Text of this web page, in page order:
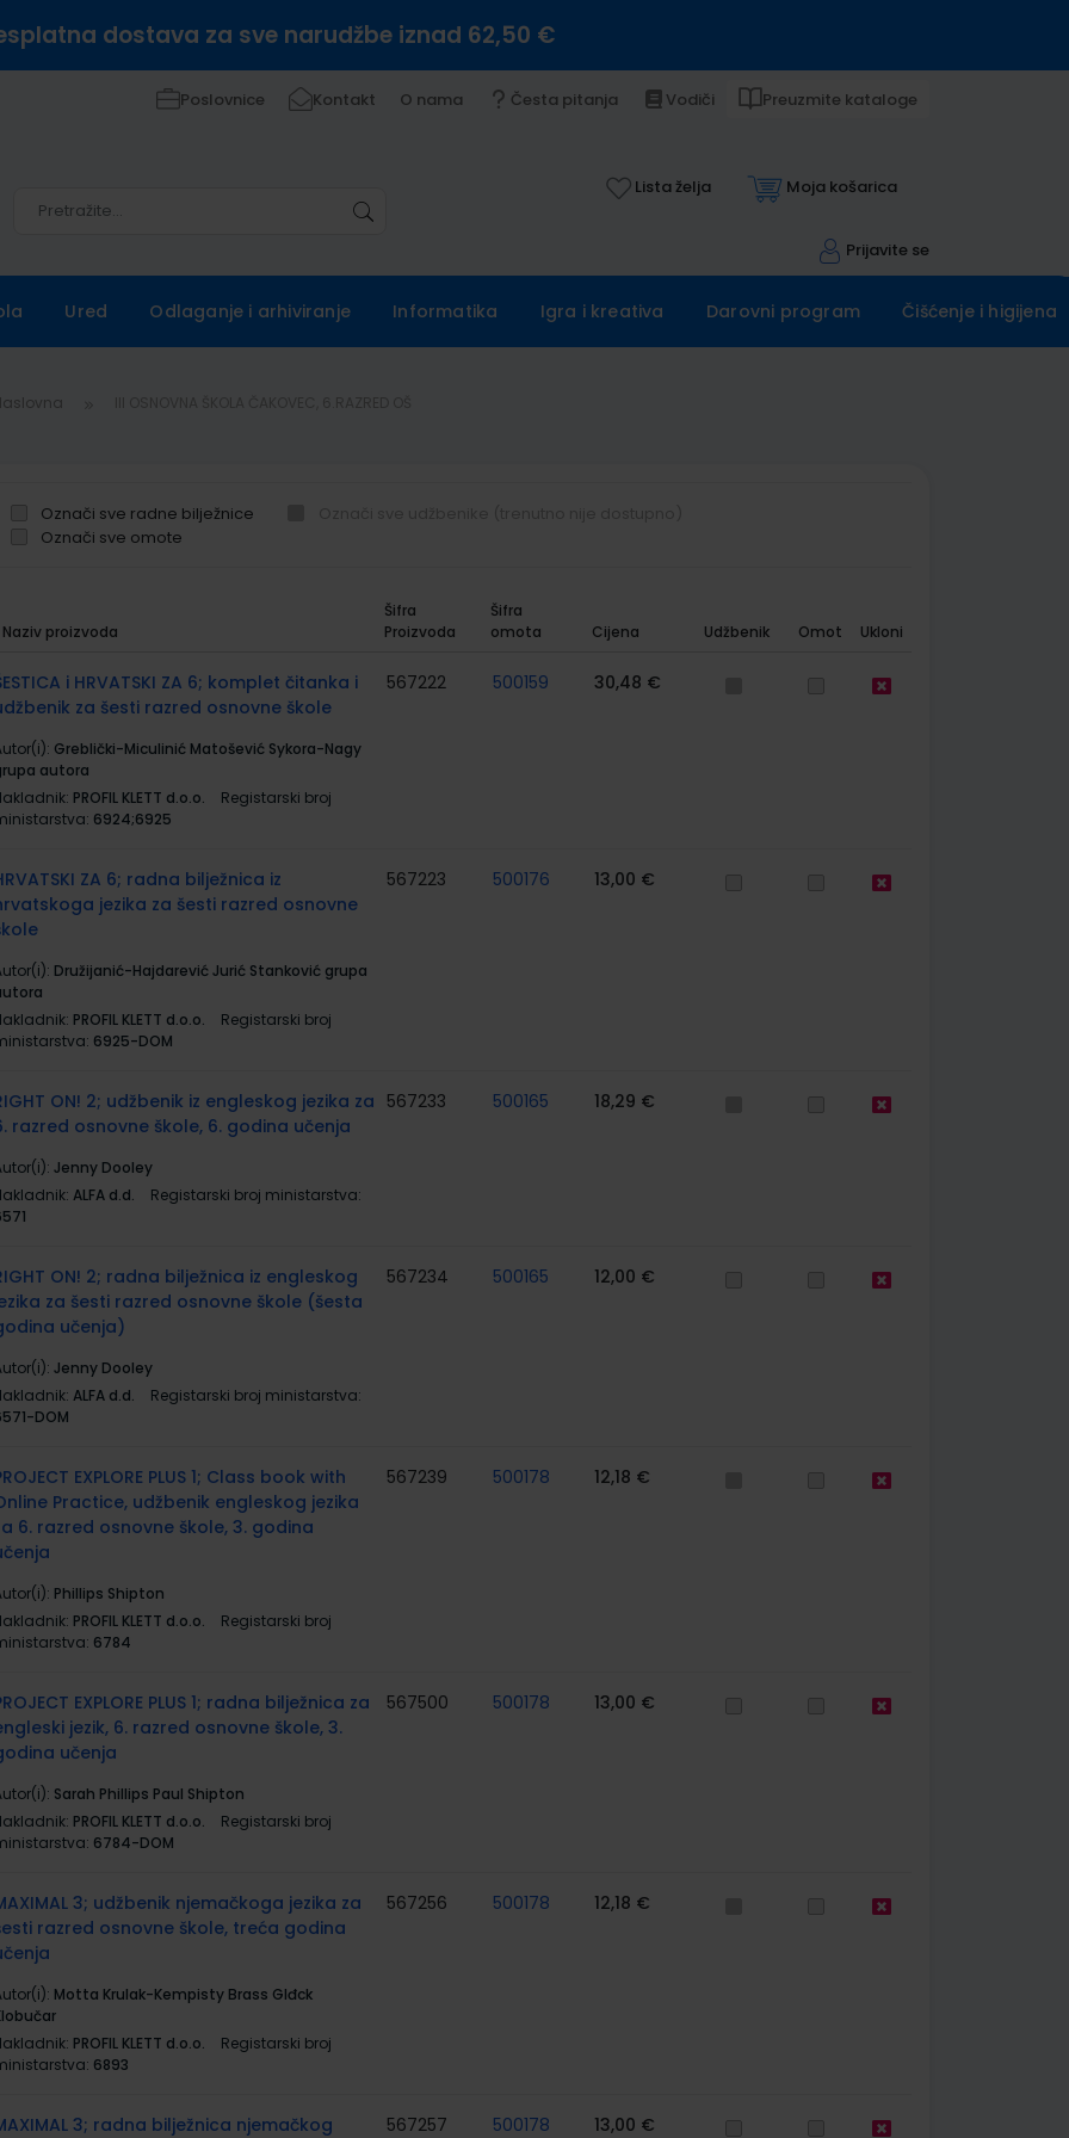
dostava za sve narudžbe iznad 62,50 €
Poslovnice Kontakt O nama Česta pitanja Vodiči Preuzmite kataloge
Lista želja Moja košarica
Prijavite se
Ured Odlaganje i arhiviranje Informatika Igra i kreativa Darovni program Čišćenje i higijena
Označi sve radne bilježnice
Označi sve omote
Naziv proizvoda
Šifra
Proizvoda
Šifra
omota
Cijena Udžbenik Omot Ukloni
i HRVATSKI ZA 6; komplet čitanka i
za šesti razred osnovne škole
Greblički-Miculinić Matošević Sykora-Nagy
autora
PROFIL KLETT d.o.o.
Registarski broj
6924;6925
567222 500159 30,48 €
ZA 6; radna bilježnica iz
jezika za šesti razred osnovne
Družijanić-Hajdarević Jurić Stanković grupa
PROFIL KLETT d.o.o.
Registarski broj
6925-DOM
567223 500176 13,00 €
ON! 2; udžbenik iz engleskog jezika za
razred osnovne škole, 6. godina učenja
Jenny Dooley
ALFA d.d.
Registarski broj ministarstva:
567233 500165 18,29 €
ON! 2; radna bilježnica iz engleskog
za šesti razred osnovne škole (šesta
učenja)
Jenny Dooley
ALFA d.d.
Registarski broj ministarstva:
DOM
567234 500165 12,00 €
EXPLORE PLUS 1; Class book with
Practice, udžbenik engleskog jezika
6. razred osnovne škole, 3. godina
Phillips Shipton
PROFIL KLETT d.o.o.
Registarski broj
6784
567239 500178 12,18 €
EXPLORE PLUS 1; radna bilježnica za
jezik, 6. razred osnovne škole, 3.
učenja
Sarah Phillips Paul Shipton
PROFIL KLETT d.o.o.
Registarski broj
6784-DOM
567500 500178 13,00 €
3; udžbenik njemačkoga jezika za
razred osnovne škole, treća godina
Motta Krulak-Kempisty Brass Glđck
PROFIL KLETT d.o.o.
Registarski broj
6893
567256 500178 12,18 €
3; radna bilježnica njemačkog
567257 500178 13,00 €